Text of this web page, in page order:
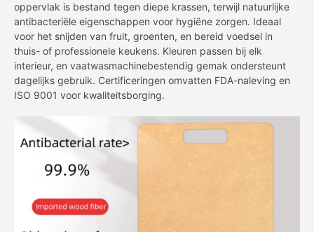
oppervlak is bestand tegen diepe krassen, terwijl natuurlijke
antibacteriële eigenschappen voor hygiëne zorgen. Ideaal
voor het snijden van fruit, groenten, en bereid voedsel in
thuis- of professionele keukens. Kleuren passen bij elk
interieur, en vaatwasmachinebestendig gemak ondersteunt
dagelijks gebruik. Certificeringen omvatten FDA-naleving en
ISO 9001 voor kwaliteitsborging.